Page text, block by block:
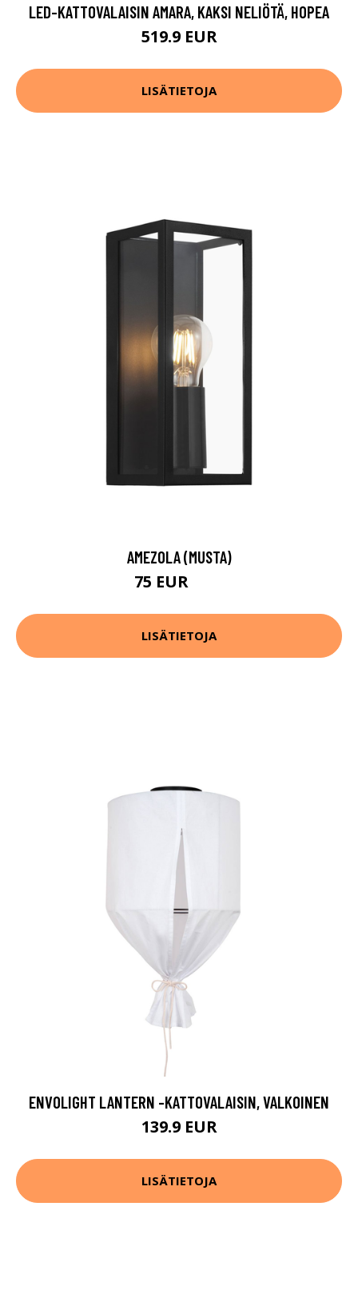
LED-KATTOVALAISIN AMARA, KAKSI NELIÖTÄ, HOPEA
519.9 EUR
LISÄTIETOJA
AMEZOLA (MUSTA)
75 EUR
LISÄTIETOJA
ENVOLIGHT LANTERN -KATTOVALAISIN, VALKOINEN
139.9 EUR
LISÄTIETOJA